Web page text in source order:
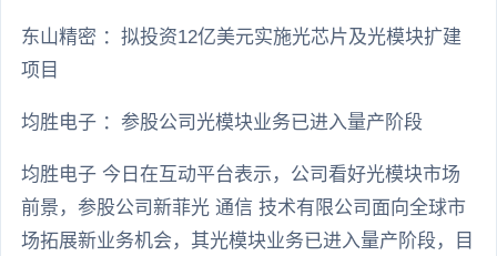
东山精密 ：拟投资12亿美元实施光芯片及光模块扩建
项目
均胜电子 ：参股公司光模块业务已进入量产阶段
均胜电子 今日在互动平台表示，公司看好光模块市场
前景，参股公司新菲光 通信 技术有限公司面向全球市
场拓展新业务机会，其光模块业务已进入量产阶段，目